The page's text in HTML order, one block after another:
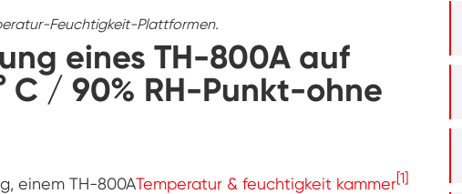
Kammer für kalte Umwelt
Konstantes Klima kabinett
LV124 K-12 Temperatur-Schock-und
Feuchtigkeit-Plattformen.
eines TH-800A auf
C / 90% RH-Punkt-ohne
einem TH-800ATemperatur & feuchtigkeit kammer[1]